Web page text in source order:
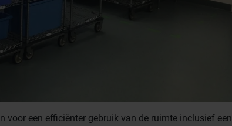
voor een efficiënter gebruik van de ruimte inclusief een